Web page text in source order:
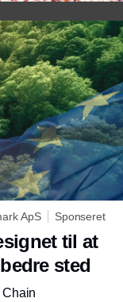
ApS Sponseret
til at
sted